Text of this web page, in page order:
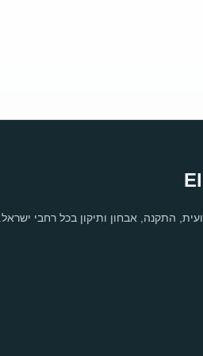
התקנה, אבחון ותיקון בכל רחבי ישראל.